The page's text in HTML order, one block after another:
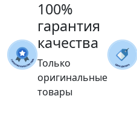
100%
гарантия
качества
Только
оригинальные
товары